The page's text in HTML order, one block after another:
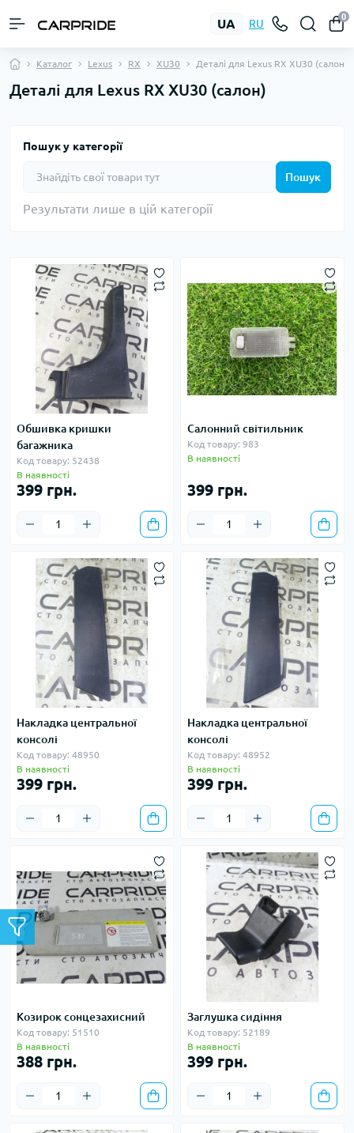
UA RU
0
Каталог Lexus RX XU30 Деталі для Lexus RX XU30 (салон)
Деталі для Lexus RX XU30 (салон)
Пошук у категорії
Пошук
Результати лише в цій категорії
Обшивка кришки
багажника
Код товару: 52438
В наявності
399 грн.
Салонний світильник
Код товару: 983
В наявності
399 грн.
Накладка центральної
консолі
Код товару: 48950
В наявності
399 грн.
Накладка центральної
консолі
Код товару: 48952
В наявності
399 грн.
Козирок сонцезахисний
Код товару: 51510
В наявності
388 грн.
Заглушка сидіння
Код товару: 52189
В наявності
399 грн.